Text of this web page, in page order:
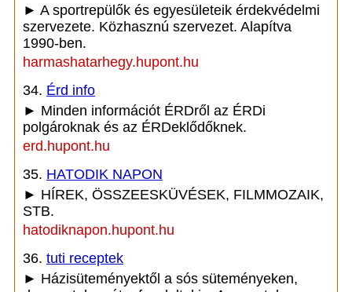
► A sportrepülők és egyesületeik érdekvédelmi
szervezete. Közhasznú szervezet. Alapítva
1990-ben.
harmashatarhegy.hupont.hu
34. Érd info
► Minden információt ÉRDről az ÉRDi
polgároknak és az ÉRDeklődőknek.
erd.hupont.hu
35. HATODIK NAPON
► HÍREK, ÖSSZEESKÜVÉSEK, FILMMOZAIK,
STB.
hatodiknapon.hupont.hu
36. tuti receptek
► Házisüteményektől a sós süteményeken,